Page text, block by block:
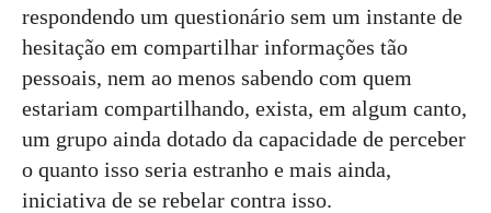
respondendo um questionário sem um instante de
hesitação em compartilhar informações tão
pessoais, nem ao menos sabendo com quem
estariam compartilhando, exista, em algum canto,
um grupo ainda dotado da capacidade de perceber
o quanto isso seria estranho e mais ainda,
iniciativa de se rebelar contra isso.